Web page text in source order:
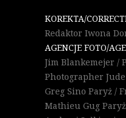
KOREKTA/
Redaktor Iwona
AGENCJE FOTO/
Jim Blankemejer /
Photographer
Greg Sino Paryż /
Mathieu Gug